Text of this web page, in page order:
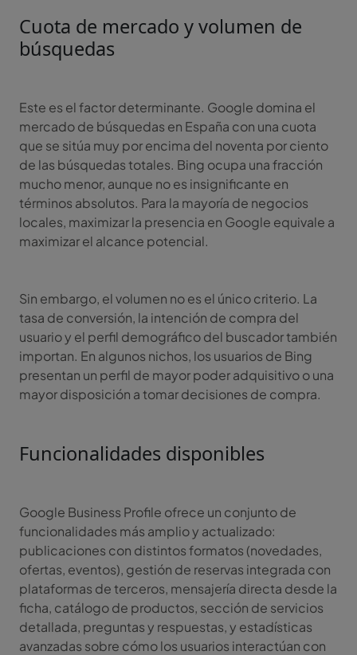
Cuota de mercado y volumen de
búsquedas
Este es el factor determinante. Google domina el
mercado de búsquedas en España con una cuota
que se sitúa muy por encima del noventa por ciento
de las búsquedas totales. Bing ocupa una fracción
mucho menor, aunque no es insignificante en
términos absolutos. Para la mayoría de negocios
locales, maximizar la presencia en Google equivale a
maximizar el alcance potencial.
Sin embargo, el volumen no es el único criterio. La
tasa de conversión, la intención de compra del
usuario y el perfil demográfico del buscador también
importan. En algunos nichos, los usuarios de Bing
presentan un perfil de mayor poder adquisitivo o una
mayor disposición a tomar decisiones de compra.
Funcionalidades disponibles
Google Business Profile ofrece un conjunto de
funcionalidades más amplio y actualizado:
publicaciones con distintos formatos (novedades,
ofertas, eventos), gestión de reservas integrada con
plataformas de terceros, mensajería directa desde la
ficha, catálogo de productos, sección de servicios
detallada, preguntas y respuestas, y estadísticas
avanzadas sobre cómo los usuarios interactúan con